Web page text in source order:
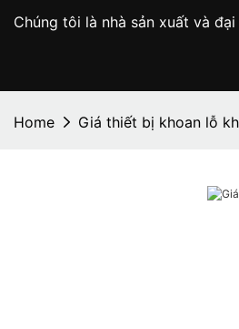
Chúng tôi là nhà sản xuất và
Home Giá thiết bị khoan lỗ